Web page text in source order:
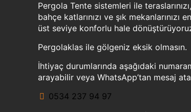
Pergola Tente sistemleri ile teraslarınızı,
bahçe katlarınızı ve şık mekanlarınızı en
üst seviye konforlu hale
Pergolaklas ile gölgeniz eksik olmasın.
İhtiyaç durumlarında aşağıdaki
arayabilir veya WhatsApp’tan mesaj
0534 237 94 97